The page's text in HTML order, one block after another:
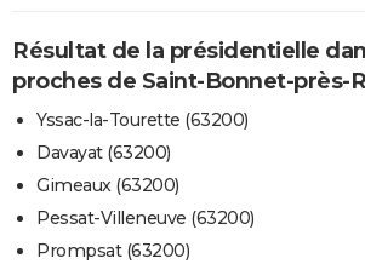
Résultat de la présidentielle
proches de Saint-Bonnet-près-
Yssac-la-Tourette (63200)
Davayat (63200)
Gimeaux (63200)
Pessat-Villeneuve (63200)
Prompsat (63200)